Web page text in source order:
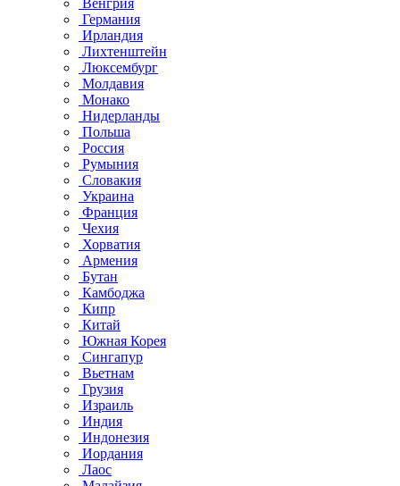
Венгрия
Германия
Ирландия
Лихтенштейн
Люксембург
Молдавия
Монако
Нидерланды
Польша
Россия
Румыния
Словакия
Украина
Франция
Чехия
Хорватия
Армения
Бутан
Камбоджа
Кипр
Китай
Южная Корея
Сингапур
Вьетнам
Грузия
Израиль
Индия
Индонезия
Иордания
Лаос